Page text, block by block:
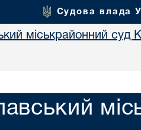
Судова влада
міськрайонний суд